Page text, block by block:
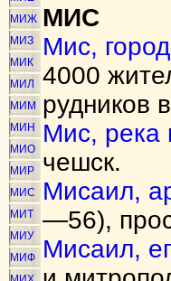
МИЖ
МИЗ
МИК
МИЛ
МИМ
МИН
МИО
МИР
МИС
МИТ
МИУ
МИФ
МИС
Мис,
4000
рудников
Мис, река
чешск.
Мисаил,
—56),
Мисаил,